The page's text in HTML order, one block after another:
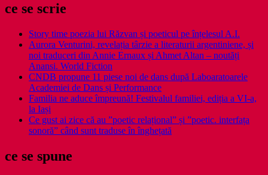
ce se scrie
Story time poezia lui Răzvan și poeticul pe înțelesul A.I.
Aurora Venturini, revelația târzie a literaturii argentiniene, și
noi traduceri din Annie Ernaux și Ahmet Altan – noutăți
Anansi. World Fiction
CNDB propune 11 piese noi de dans după Laboaratoarele
Academiei de Dans și Performance
Familia ne aduce împreună! Festivalul familiei, ediția a VI-a,
la Iași
Ce gust ai zice că au ”poetic relațional” și ”poetic. interfața
sonoră” când sunt traduse în înghețată
ce se spune